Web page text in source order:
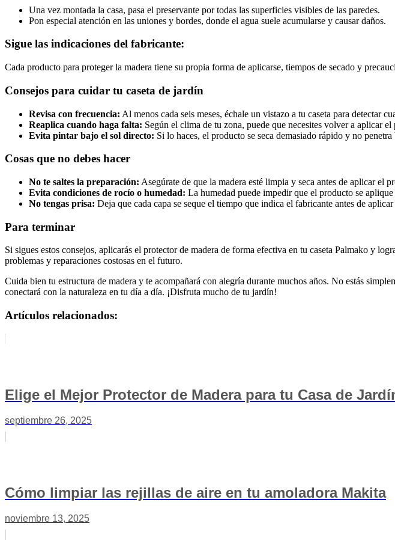
Una vez montada la casa, pasa el preservante por todas las superficies visibles de las paredes.
Pon especial atención en las uniones y bordes, donde el agua suele acumularse y causar daños.
Sigue las indicaciones del fabricante:
Cada producto para proteger la madera tiene su propia forma de aplicarse, tiempos de secado y
Consejos para cuidar tu caseta de jardín
Revisa con frecuencia: Al menos cada seis meses, échale un vistazo a tu caseta para detectar
Reaplica cuando haga falta: Según el clima de tu zona, puede que necesites volver a aplicar
Evita pintar bajo el sol directo: Si lo haces, el producto se seca demasiado rápido y no penetra
Cosas que no debes hacer
No te saltes la preparación: Asegúrate de que la madera esté limpia y seca antes de aplicar el
Evita condiciones de rocío o humedad: La humedad puede impedir que el producto se
No tengas prisa: Deja que cada capa se seque el tiempo que indica el fabricante antes de
Para terminar
Si sigues estos consejos, aplicarás el protector de madera de forma efectiva en tu caseta Palmako y
problemas y reparaciones costosas en el futuro.
Cuida bien tu estructura de madera y te acompañará con alegría durante muchos años. No estás
conectará con la naturaleza en tu día a día. ¡Disfruta mucho de tu jardín!
Artículos relacionados:
Elige el Mejor Protector de Madera para tu Casa de
septiembre 26, 2025
Cómo limpiar las rejillas de aire en tu amoladora Makita
noviembre 13, 2025